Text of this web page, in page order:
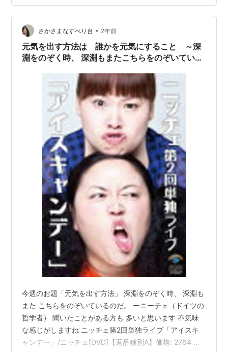
waqwork.hatenablog.com waqwork.hatenablog.com
waqwork.hatenablog.com waqwork.hatenablog.com
waqwork.hatenablog.com…
さかさまなすべり台 • 2年前
元気を出す方法は 誰かを元気にすること ～深
淵をのぞく時、 深淵もまたこちらをのぞいている
今週のお題「元気を出す方法」 深淵をのぞく時、 深淵も
また こちらをのぞいているのだ。 ーニーチェ（ドイツの
哲学者） 聞いたことがある方も 多いと思います 不気味
な感じがしますね ニッチェ第2回単独ライブ「アイスキ
ャンデー」/ニッチェ[DVD]【返品種別A】価格: 2764 円